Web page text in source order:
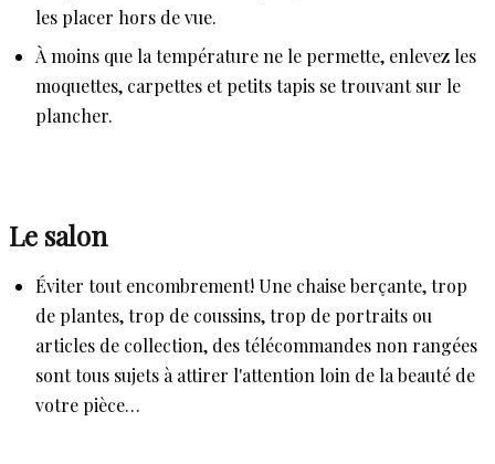
les placer hors de vue.
À moins que la température ne le permette, enlevez les
moquettes, carpettes et petits tapis se trouvant sur le
plancher.
Le salon
Éviter tout encombrement! Une chaise berçante, trop
de plantes, trop de coussins, trop de portraits ou
articles de collection, des télécommandes non rangées
sont tous sujets à attirer l'attention loin de la beauté de
votre pièce…